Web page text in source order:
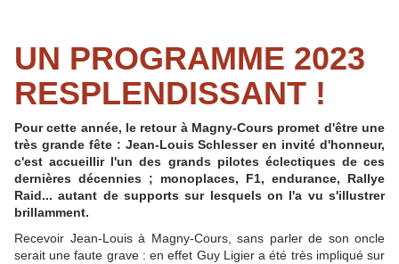
UN PROGRAMME 2023
RESPLENDISSANT !
Pour cette année, le retour à Magny-Cours promet d'être une
très grande fête : Jean-Louis Schlesser en invité d'honneur,
c'est accueillir l'un des grands pilotes éclectiques de ces
dernières décennies ; monoplaces, F1, endurance, Rallye
Raid... autant de supports sur lesquels on l'a vu s'illustrer
brillamment.
Recevoir Jean-Louis à Magny-Cours, sans parler de son oncle
serait une faute grave : en effet Guy Ligier a été très impliqué sur